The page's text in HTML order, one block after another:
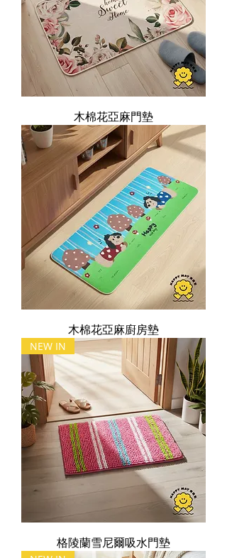
木棉花亞麻門墊
木棉花亞麻廚房墊
NEW IN
格陵蘭雪尼爾吸水門墊